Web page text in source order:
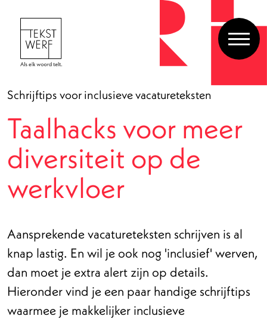
Schrijftips voor inclusieve vacatureteksten
Taalhacks voor meer
diversiteit op de
werkvloer
Aansprekende vacatureteksten schrijven is al
knap lastig. En wil je ook nog 'inclusief' werven,
dan moet je extra alert zijn op details.
Hieronder vind je een paar handige schrijftips
waarmee je makkelijker inclusieve